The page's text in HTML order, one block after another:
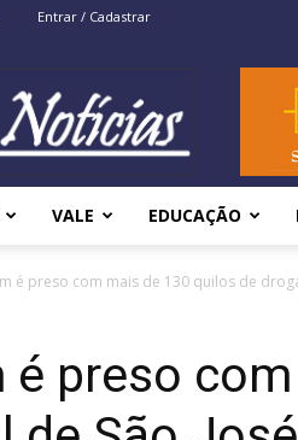
Entrar / Cadastrar
Noticias
VALE EDUCAÇÃO
é preso com mais de 130 quilos de
é preso